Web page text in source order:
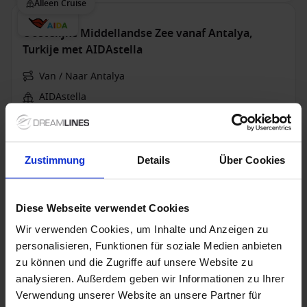
Zustimmung Details Über Cookies
Diese Webseite verwendet Cookies
Wir verwenden Cookies, um Inhalte und Anzeigen zu
personalisieren, Funktionen für soziale Medien anbieten
zu können und die Zugriffe auf unsere Website zu
analysieren. Außerdem geben wir Informationen zu Ihrer
Verwendung unserer Website an unsere Partner für
Alleen Cruise
Oostelijke Middellandse Zee vanaf Antalya,
Turkije met AIDAstella
Van / Naar Antalya
AIDAstella
Volpension
24 okt. 2027 Nachten 1 alternatieven
Binnenhut van
1,045 €
Buitenhutvan
1,250 €
Alleen Cruise
Oostelijke Middellandse Zee vanaf Antalya,
Turkije met AIDAstella